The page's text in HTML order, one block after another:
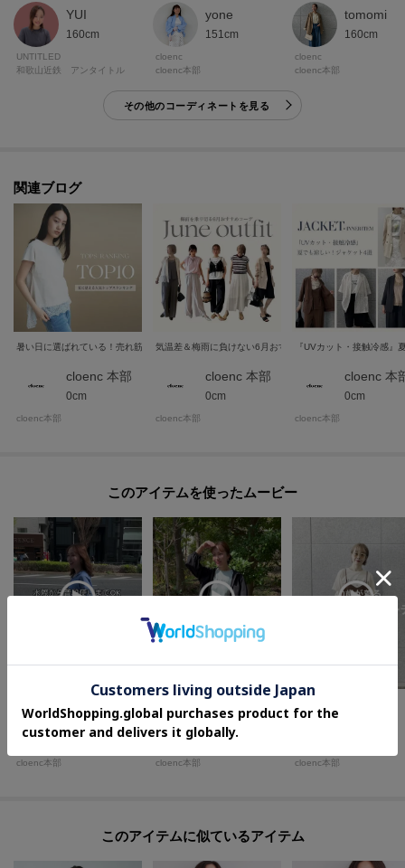
YUI
160cm
UNTITLED
和歌山近鉄 アンタイトル
yone
151cm
cloenc
cloenc本部
tomomi
160cm
cloenc
cloenc本部
その他のコーディネートを見る
関連ブログ
暑い日に選ばれている！売れ筋トップスTOP10
cloenc 本部
0cm
cloenc本部
気温差＆梅雨に負けない6月おすすめコーデ
cloenc 本部
0cm
cloenc本部
『UVカット・接触冷感』
cloenc 本
0cm
cloenc本部
このアイテムを使ったムービー
cloenc 本部
0cm
cloenc本部
160cm
cloenc本部
cloenc本部
このアイテムに似ているアイテム